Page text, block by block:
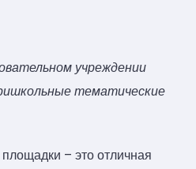
учреждении
тематические
– это отличная